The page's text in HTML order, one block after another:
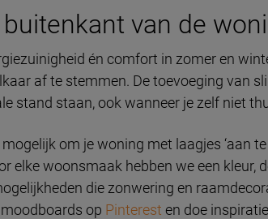
van de
én comfort in zomer en
af te stemmen. De toevoeging van
stand staan, ook wanneer je zelf niet
om je woning met laagjes ‘aan
elke woonsmaak hebben we een kleur,
die zonwering en
op Pinterest en doe